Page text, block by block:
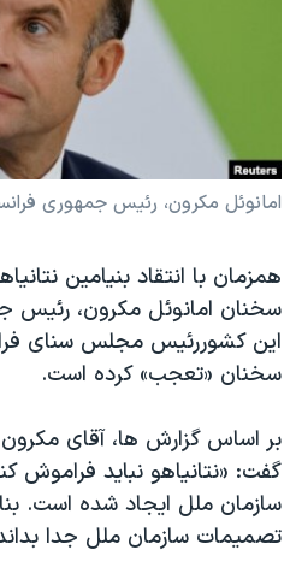
فرهنگ و زندگی
حقوق شهروندی
اقتصادی
علم و فناوری
اسرائیل در جنگ
آرشیو پخش زنده
انتخابات ریاست جمهوری آمریکا ۲۰۲۴
حمله جمهوری اسلامی به اسرائیل
رمز مهسا
ورزش زنان در ایران
مجموعه مستندهای دادخواهی
تریبونال مردمی آبان ۹۸
دادگاه حمید نوری
قانون شفافیت دارائی کادر رهبری
اعتراضات مردمی آبان ۹۸
اسرائیل در جنگ
زبانهای مختلف
امانوئل مکرون، رئیس جمهوری
همزمان با انتقاد بنیامین
سخنان امانوئل مکرون، رئیس
این کشوررئیس مجلس سنای
سخنان «تعجب» کرده است.
گفت: «نتانیاهو نباید
سازمان ملل ایجاد شده است.
تصمیمات سازمان ملل جدا